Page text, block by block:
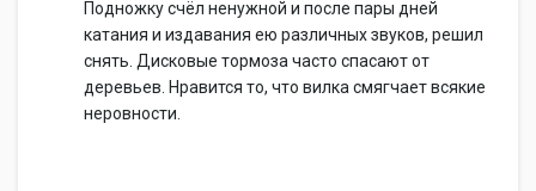
Подножку счёл ненужной и после пары дней
катания и издавания ею различных звуков, решил
снять. Дисковые тормоза часто спасают от
деревьев. Нравится то, что вилка смягчает всякие
неровности.